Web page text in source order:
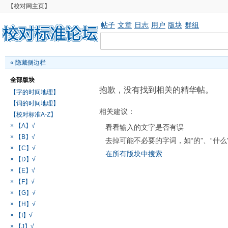
【校对网主页】
帖子 文章 日志 用户 版块 群组
« 隐藏侧边栏
全部版块
【字的时间地理】
【词的时间地理】
【校对标准A-Z】
× 【A】√
× 【B】√
× 【C】√
× 【D】√
× 【E】√
× 【F】√
× 【G】√
× 【H】√
× 【I】√
× 【J】√
抱歉，没有找到相关的精华帖。
相关建议：
看看输入的文字是否有误
去掉可能不必要的字词，如“的”、“什么
在所有版块中搜索